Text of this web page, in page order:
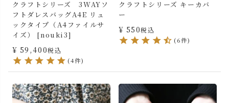
クラフトシリーズ 3WAYソ
フトダレスバッグA4E リュ
ックタイプ（A4ファイルサ
イズ） [nouki3]
¥ 59,400税込
(4件)
クラフトシリーズ キーカバ
ー
¥ 550税込
(6件)